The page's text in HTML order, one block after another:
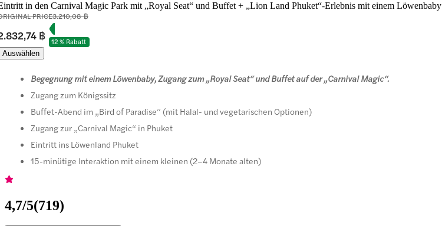
in den Carnival Magic Park mit „Royal Seat“ und Buffet + „Lion Land Phuket“-Erlebnis mit einem Löwenbaby
PRICE3.210,08 ฿
฿
12 % Rabatt
Auswählen
Begegnung mit einem Löwenbaby, Zugang zum „Royal Seat“ und Buffet auf der „Carnival Magic“.
Zugang zum Königssitz
Buffet-Abend im „Bird of Paradise“ (mit Halal- und vegetarischen Optionen)
Zugang zur „Carnival Magic“ in Phuket
Eintritt ins Löwenland Phuket
15-minütige Interaktion mit einem kleinen (2–4 Monate alten)
4,7/5(719)